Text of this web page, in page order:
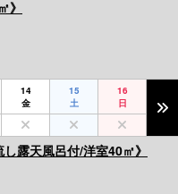
》
14
金
15
土
16
日
露天風呂付/洋室40㎡》